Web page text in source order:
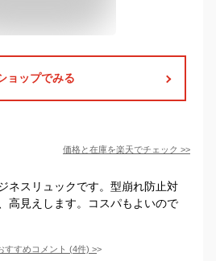
ョップでみる
価格と在庫を楽天でチェック >>
ネスリュックです。型崩れ防止対
高見えします。コスパもよいので
すすめコメント (4件) >